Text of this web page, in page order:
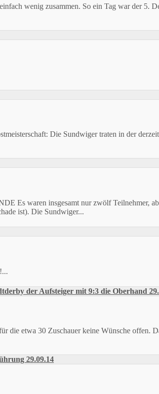
wenig zusammen. So ein Tag war der 5.
Die Sundwiger traten in der
waren insgesamt nur zwölf Teilnehmer,
ist). Die Sundwiger...
der Aufsteiger mit 9:3 die Oberhand
die etwa 30 Zuschauer keine Wünsche offen.
29.09.14